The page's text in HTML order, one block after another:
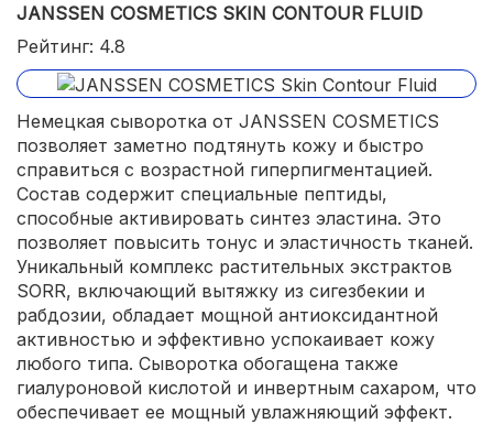
JANSSEN COSMETICS SKIN CONTOUR FLUID
Рейтинг: 4.8
Немецкая сыворотка от JANSSEN COSMETICS
позволяет заметно подтянуть кожу и быстро
справиться с возрастной гиперпигментацией.
Состав содержит специальные пептиды,
способные активировать синтез эластина. Это
позволяет повысить тонус и эластичность тканей.
Уникальный комплекс растительных экстрактов
SORR, включающий вытяжку из сигезбекии и
рабдозии, обладает мощной антиоксидантной
активностью и эффективно успокаивает кожу
любого типа. Сыворотка обогащена также
гиалуроновой кислотой и инвертным сахаром, что
обеспечивает ее мощный увлажняющий эффект.